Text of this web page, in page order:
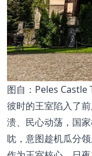
图自：Peles Castle
彼时的王室陷入了
溃、民心动荡，国
眈，意图趁机瓜分